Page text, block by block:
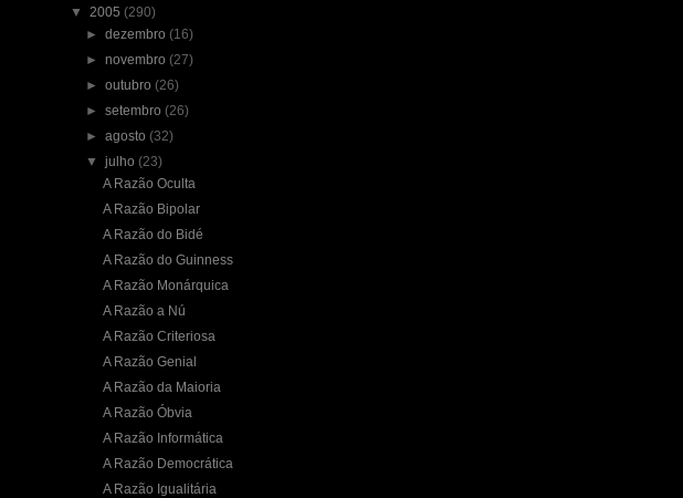
▼ 2005 (290)
►dezembro (16)
►novembro (27)
►outubro (26)
►setembro (26)
►agosto (32)
▼julho (23)
A Razão Oculta
A Razão Bipolar
A Razão do Bidé
A Razão do Guinness
A Razão Monárquica
A Razão a Nú
A Razão Criteriosa
A Razão Genial
A Razão da Maioria
A Razão Óbvia
A Razão Informática
A Razão Democrática
A Razão Igualitária